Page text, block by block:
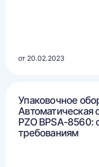
от 20.02.2023
Упаковочное
Автоматическая
PZO BPSA-8560:
требованиям